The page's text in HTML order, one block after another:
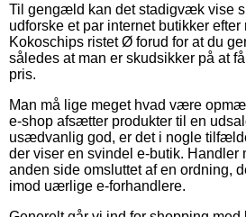
Til gengæld kan det stadigvæk vise
udforske et par internet butikker efter
Kokoschips ristet Ø forud for at du
således at man er skudsikker på at
pris.
Man må lige meget hvad være
e-shop afsætter produkter til en
usædvanlig god, er det i nogle
der viser en svindel e-butik. Handler
anden side omsluttet af en ordning,
imod uærlige e-forhandlere.